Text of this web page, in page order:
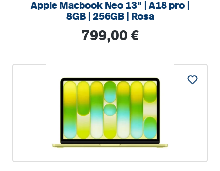
Apple Macbook Neo 13" | A18 pro |
8GB | 256GB | Rosa
Regulärer Preis:
799,00 €